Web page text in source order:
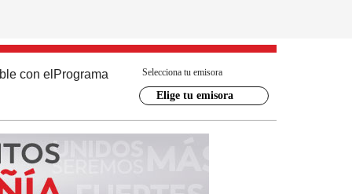
con el Programa Selecciona tu emisora
Elige tu emisora